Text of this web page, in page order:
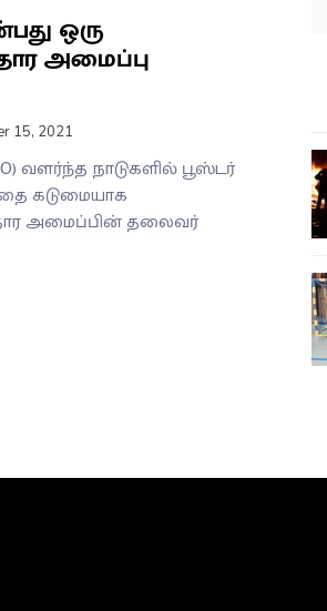
ஒரு
அமைப்பு
15, 2021
வளர்ந்த நாடுகளில் பூஸ்டர்
கடுமையாக
அமைப்பின் தலைவர்